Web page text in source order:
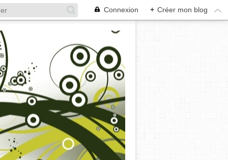
Connexion + Créer mon blog